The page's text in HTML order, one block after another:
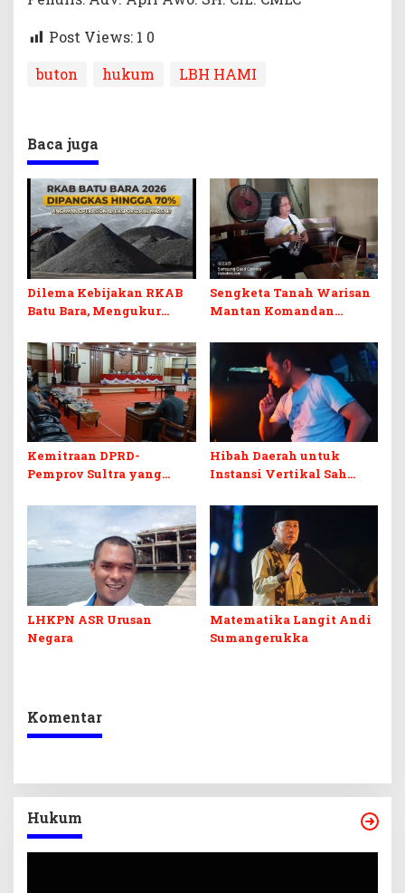
Post Views: 1 0
buton
hukum LBH HAMI
Baca juga
Dilema Kebijakan RKAB
Batu Bara, Mengukur
Penerimaan Negara dan
Kepastian Investasi
Sengketa Tanah Warisan
Mantan Komandan
Warisan Menjadi Arena
Pemerasan
Kemitraan DPRD-
Pemprov Sultra yang
Hibah Daerah untuk
Instansi Vertikal Sah
Terikat Syarat Ketat
LHKPN ASR Urusan
Negara
Matematika Langit Andi
Sumangerukka
Komentar
Hukum